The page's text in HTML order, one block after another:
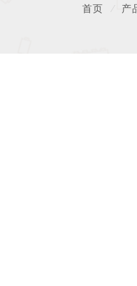
首页 产